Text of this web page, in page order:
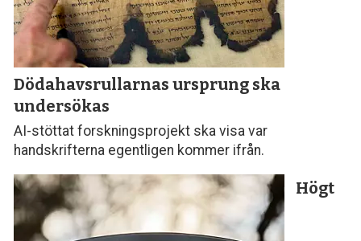
Dödahavsrullarnas ursprung ska
undersökas
AI-stöttat forskningsprojekt ska visa var
handskrifterna egentligen kommer ifrån.
Högt